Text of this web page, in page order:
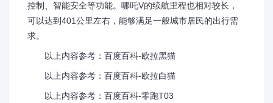
控制、智能安全等功能。哪吒V的续航里程也相对较长，
可以达到401公里左右，能够满足一般城市居民的出行需
求。
以上内容参考：百度百科-欧拉黑猫
以上内容参考：百度百科-欧拉白猫
以上内容参考：百度百科-零跑T03